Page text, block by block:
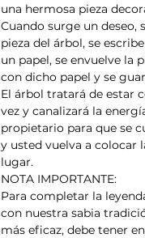
una hermosa pieza
Cuando surge un deseo,
pieza del árbol, se
un papel, se envuelve la
con dicho papel y se
El árbol tratará de estar
vez y canalizará la
propietario para que se
y usted vuelva a colocar
lugar.
NOTA IMPORTANTE:
Para completar la
con nuestra sabia
más eficaz, debe tener